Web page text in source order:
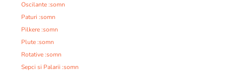
Oscilante :somn
Paturi :somn
Pilkere :somn
Plute :somn
Rotative :somn
Sepci si Palarii :somn